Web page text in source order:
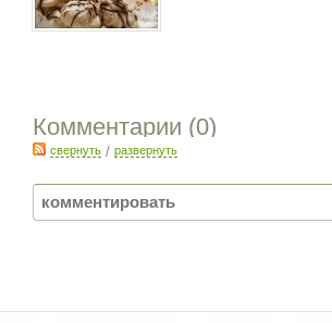
Комментарии (0)
свернуть/ развернуть